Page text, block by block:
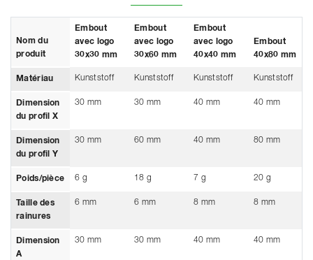
Nom du
produit
Embout
avec logo
30x30 mm
Embout
avec logo
30x60 mm
Embout
avec logo
40x40 mm
Embout
40x80 mm
Matériau Kunststoff Kunststoff Kunststoff Kunststoff
Dimension
du profil X
30 mm 30 mm 40 mm 40 mm
Dimension
du profil Y
30 mm 60 mm 40 mm 80 mm
Poids/pièce 6 g 18 g 7 g 20 g
Taille des
rainures
6 mm 6 mm 8 mm 8 mm
Dimension
A
30 mm 30 mm 40 mm 40 mm